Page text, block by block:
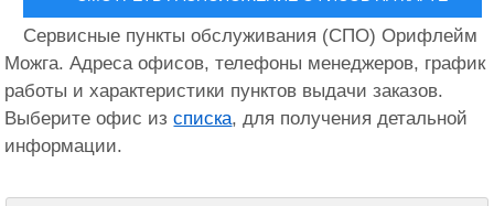
Сервисные пункты обслуживания (СПО) Орифлейм
Можга. Адреса офисов, телефоны менеджеров, график
работы и характеристики пунктов выдачи заказов.
Выберите офис изсписка, для получения детальной
информации.